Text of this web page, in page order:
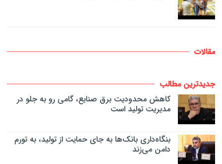
مقالات
جدیدترین مطالب
کاهش محدودیت برق صنایع، گامی رو به جلو در
مدیریت تولید است
بنگاه‌داری بانک‌ها به جای حمایت از تولید، به تورم
دامن می‌زند